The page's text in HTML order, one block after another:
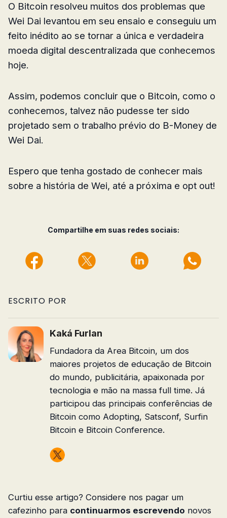
O Bitcoin resolveu muitos dos problemas que
Wei Dai levantou em seu ensaio e conseguiu um
feito inédito ao se tornar a única e verdadeira
moeda digital descentralizada que conhecemos
hoje.
Assim, podemos concluir que o Bitcoin, como o
conhecemos, talvez não pudesse ter sido
projetado sem o trabalho prévio do B-Money de
Wei Dai.
Espero que tenha gostado de conhecer mais
sobre a história de Wei, até a próxima e opt out!
Compartilhe em suas redes sociais:
ESCRITO POR
Kaká Furlan
Fundadora da Area Bitcoin, um dos
maiores projetos de educação de Bitcoin
do mundo, publicitária, apaixonada por
tecnologia e mão na massa full time. Já
participou das principais conferências de
Bitcoin como Adopting, Satsconf, Surfin
Bitcoin e Bitcoin Conference.
Curtiu esse artigo? Considere nos pagar um
cafezinho para continuarmos escrevendo novos